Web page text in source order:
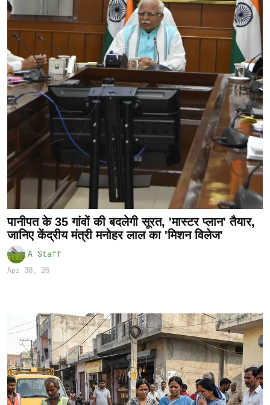
पानीपत के 35 गांवों की बदलेगी सूरत, 'मास्टर प्लान' तैयार,
जानिए केंद्रीय मंत्री मनोहर लाल का 'मिशन विलेज'
A Staff
Apr 30, 26